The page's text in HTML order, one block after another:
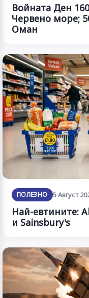
Войната Ден
Червено море;
Оман
ПОЛЕЗНО 5 Август
Най-евтините:
и Sainsbury's